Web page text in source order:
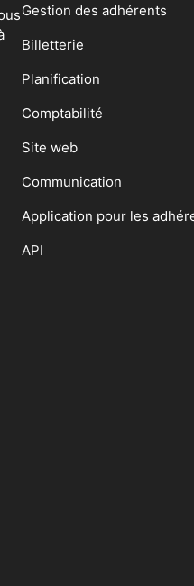
Gestion des adhérents
Billetterie
Planification
Comptabilité
Site web
Communication
Application pour les
API